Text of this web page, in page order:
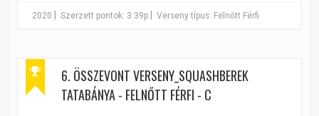
2020 Szerzett pontok: 3.39p Verseny típus: Felnőtt Férfi
6. ÖSSZEVONT VERSENY_SQUASHBEREK
TATABÁNYA - FELNŐTT FÉRFI - C